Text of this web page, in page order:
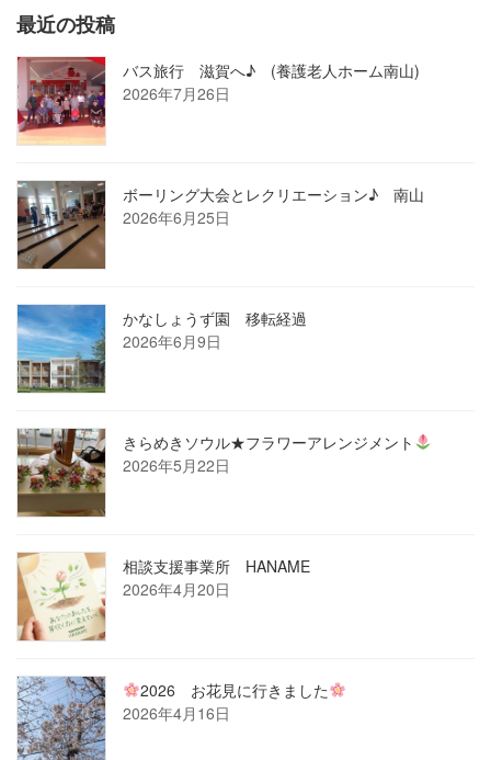
最近の投稿
バス旅行 滋賀へ♪ (養護老人ホーム南山)
2026年7月26日
ボーリング大会とレクリエーション♪ 南山
2026年6月25日
かなしょうず園 移転経過
2026年6月9日
きらめきソウル★フラワーアレンジメント
2026年5月22日
相談支援事業所 HANAME
2026年4月20日
2026 お花見に行きました
2026年4月16日